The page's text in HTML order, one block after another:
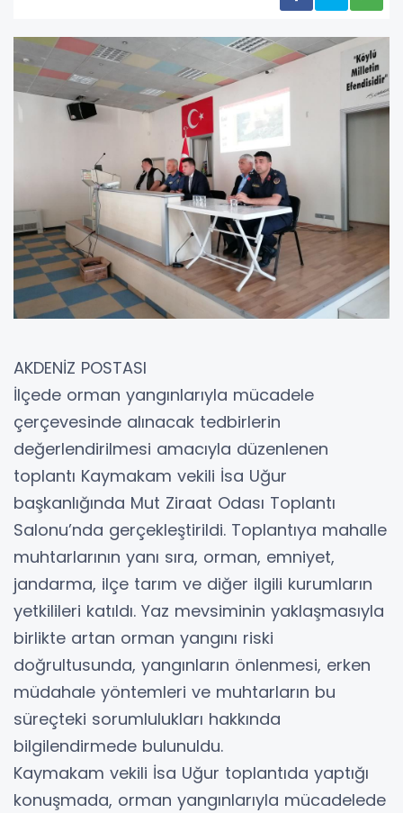
AKDENİZ POSTASI
İlçede orman yangınlarıyla mücadele
çerçevesinde alınacak tedbirlerin
değerlendirilmesi amacıyla düzenlenen
toplantı Kaymakam vekili İsa Uğur
başkanlığında Mut Ziraat Odası Toplantı
Salonu’nda gerçekleştirildi. Toplantıya mahalle
muhtarlarının yanı sıra, orman, emniyet,
jandarma, ilçe tarım ve diğer ilgili kurumların
yetkilileri katıldı. Yaz mevsiminin yaklaşmasıyla
birlikte artan orman yangını riski
doğrultusunda, yangınların önlenmesi, erken
müdahale yöntemleri ve muhtarların bu
süreçteki sorumlulukları hakkında
bilgilendirmede bulunuldu.
Kaymakam vekili İsa Uğur toplantıda yaptığı
konuşmada, orman yangınlarıyla mücadelede